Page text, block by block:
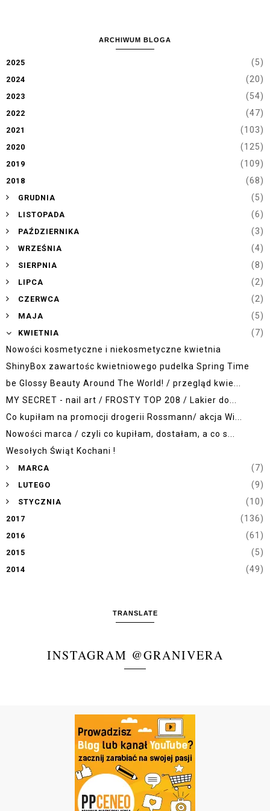
ARCHIWUM BLOGA
2025 (5)
2024 (20)
2023 (54)
2022 (47)
2021 (103)
2020 (125)
2019 (109)
2018
(68)
► GRUDNIA
(5)
► LISTOPADA
(6)
► PAŹDZIERNIKA
(3)
► WRZEŚNIA
(4)
► SIERPNIA
(8)
► LIPCA
(2)
► CZERWCA
(2)
► MAJA
(5)
▼ KWIETNIA
(7)
Nowości kosmetyczne i niekosmetyczne kwietnia
ShinyBox zawartośc kwietniowego pudelka Spring Time
be Glossy Beauty Around The World! / przegląd kwie...
MY SECRET - nail art / FROSTY TOP 208 / Lakier do...
Co kupiłam na promocji drogerii Rossmann/ akcja Wi...
Nowości marca / czyli co kupiłam, dostałam, a co s...
Wesołych Świąt Kochani !
► MARCA
(7)
► LUTEGO
(9)
► STYCZNIA (10)
2017 (136)
2016 (61)
2015 (5)
2014 (49)
TRANSLATE
INSTAGRAM @GRANIVERA